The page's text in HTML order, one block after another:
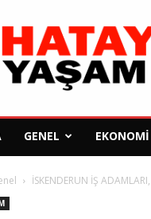
GENEL EKONOMI
İSKENDERUN İŞ